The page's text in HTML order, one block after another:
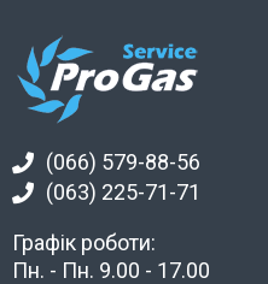
(066) 579-88-56
(063) 225-71-71
Графік роботи:
Пн. - Пн. 9.00 - 17.00